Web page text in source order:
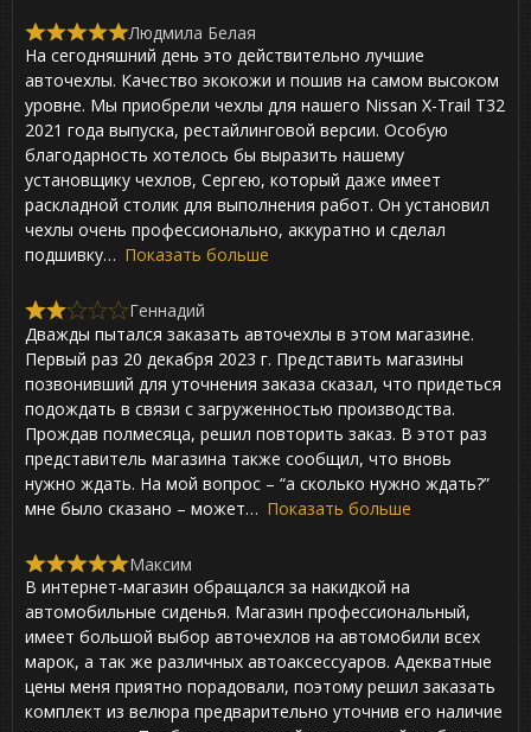
o
f
5
R
a
t
e
d
5
,
0
o
u
t
o
f
На сегодняшний день это действительно лучшие
авточехлы. Качество экокожи и пошив на самом высоком
уровне. Мы приобрели чехлы для нашего Nissan X-Trail T32
2021 года выпуска, рестайлинговой версии. Особую
благодарность хотелось бы выразить нашему
установщику чехлов, Сергею, который даже имеет
раскладной столик для выполнения работ. Он установил
чехлы очень профессионально, аккуратно и сделал
подшивку
Показать больше
Людмила Белая
R
a
t
d
2
,
0
o
u
t
5
Дважды пытался заказать авточехлы в этом магазине.
Первый раз 20 декабря 2023 г. Представить магазины
позвонивший для уточнения заказа сказал, что придеться
подождать в связи с загруженностью производства.
Прождав полмесяца, решил повторить заказ. В этот раз
представитель магазина также сообщил, что вновь
нужно ждать. На мой вопрос – “а сколько нужно ждать?”
мне было сказано – может
Показать больше
Геннадий
R
a
t
e
d
5
,
0
o
В интернет-магазин обращался за накидкой на
автомобильные сиденья. Магазин профессиональный,
имеет большой выбор авточехлов на автомобили всех
марок, а так же различных автоаксессуаров. Адекватные
цены меня приятно порадовали, поэтому решил заказать
комплект из велюра предварительно уточнив его наличие
Максим